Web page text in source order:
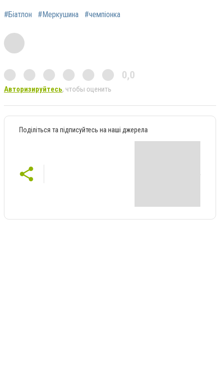
#Біатлон #Меркушина #чемпіонка
0,0
Авторизируйтесь, чтобы оценить
Поділіться та підписуйтесь на наші джерела